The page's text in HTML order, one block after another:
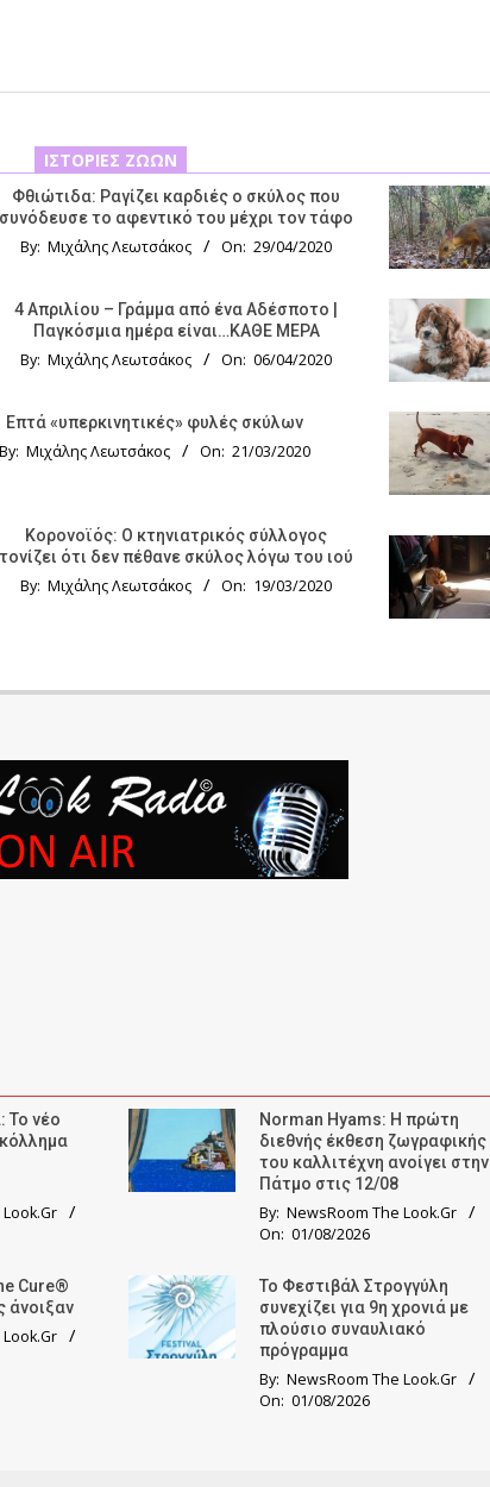
ΙΣΤΟΡΊΕΣ ΖΏΩΝ
Φθιώτιδα: Ραγίζει καρδιές ο σκύλος που
συνόδευσε το αφεντικό του μέχρι τον τάφο
By: Μιχάλης Λεωτσάκος On: 29/04/2020
4 Απριλίου – Γράμμα από ένα Αδέσποτο |
Παγκόσμια ημέρα είναι…ΚΑΘΕ ΜΕΡΑ
By: Μιχάλης Λεωτσάκος On: 06/04/2020
Επτά «υπερκινητικές» φυλές σκύλων
By: Μιχάλης Λεωτσάκος On: 21/03/2020
Κορονοϊός: Ο κτηνιατρικός σύλλογος
τονίζει ότι δεν πέθανε σκύλος λόγω του ιού
By: Μιχάλης Λεωτσάκος On: 19/03/2020
Το νέο
Cure®
άνοιξαν
Norman Hyams: Η πρώτη
διεθνής έκθεση ζωγραφικής
του καλλιτέχνη ανοίγει στην
Πάτμο στις 12/08
By: NewsRoom The Look.Gr
On: 01/08/2026
Το Φεστιβάλ Στρογγύλη
συνεχίζει για 9η χρονιά με
πλούσιο συναυλιακό
πρόγραμμα
By: NewsRoom The Look.Gr
On: 01/08/2026